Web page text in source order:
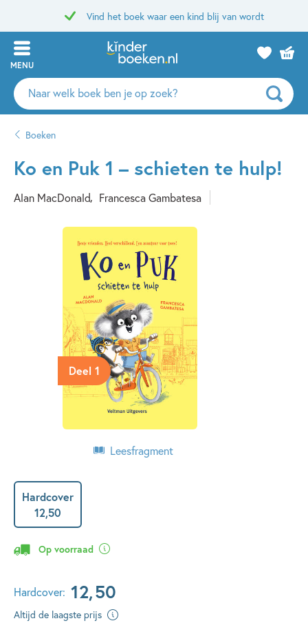
Vind het boek waar een kind blij van wordt
MENU
Zoeken
naar
auteurs
uitgevers
Boeken
Ko en Puk 1 – schieten te hulp!
Alan MacDonald Francesca Gambatesa
Deel 1
Leesfragment
Hardcover
12,50
Op voorraad
Hardcover: 12,50
Altijd de laagste prijs